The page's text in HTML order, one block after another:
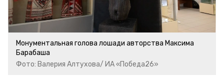
Монументальная голова лошади авторства Максима
Барабаша
Фото: Валерия Алтухова/ ИА «Победа26»